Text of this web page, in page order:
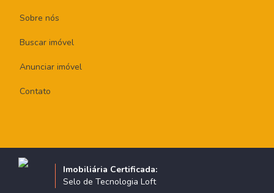
Sobre nós
Buscar imóvel
Anunciar imóvel
Contato
Imobiliária Certificada:
Selo de Tecnologia Loft